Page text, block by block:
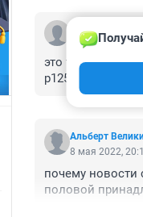
8 мая 2022,
это трасса р72
р125 но по
Альберт
8 мая 2022,
почему новости
половой